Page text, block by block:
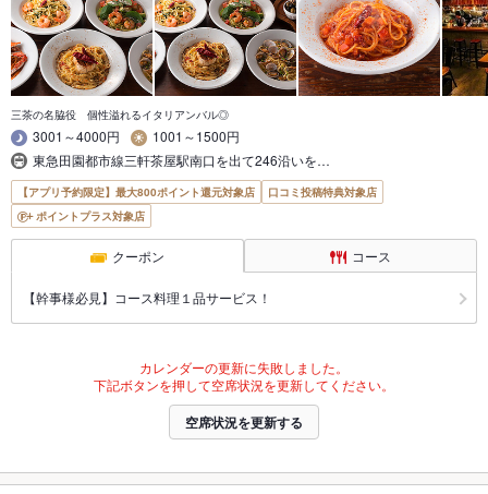
三茶の名脇役 個性溢れるイタリアンバル◎
3001～4000円
1001～1500円
東急田園都市線三軒茶屋駅南口を出て246沿いを…
【アプリ予約限定】最大800ポイント還元対象店
口コミ投稿特典対象店
ポイントプラス対象店
クーポン コース
【幹事様必見】コース料理１品サービス！
カレンダーの更新に失敗しました。
下記ボタンを押して空席状況を更新してください。
空席状況を更新する